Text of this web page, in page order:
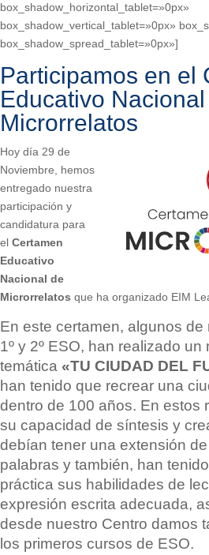
box_shadow_horizontal_tablet=»0px»
box_shadow_vertical_tablet=»0px»
box_shadow_spread_tablet=»0px»]
Participamos en el
Educativo
Microrrelatos
Hoy día 29 de
Noviembre, hemos
entregado nuestra
participación y
candidatura para
el Certamen
Educativo
Nacional de
Microrrelatos que ha organizado EIM
En este certamen, algunos
1º y 2º ESO, han realizado un
temática «TU CIUDAD DEL
han tenido que recrear una
dentro de 100 años. En estos
su capacidad de síntesis y
debían tener una extensión
palabras y también, han
práctica sus habilidades de
expresión escrita adecuada,
desde nuestro Centro damos
los primeros cursos de ESO.